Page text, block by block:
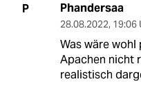
P Phandersaa
28.08.2022, 19:06
Was wäre
Apachen nicht
realistisch